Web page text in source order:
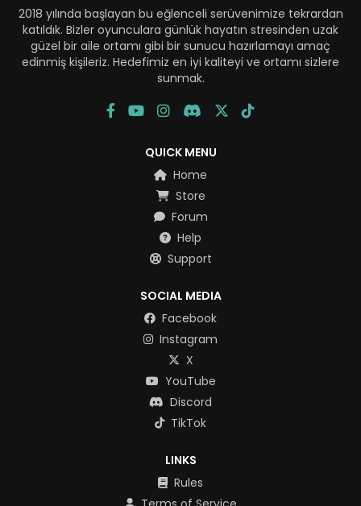
2018 yılında başlayan bu eğlenceli serüvenimize tekrardan
katıldık. Bizler oyunculara günlük hayatın stresinden uzak
güzel bir aile ortamı gibi bir sunucu hazırlamayı amaç
edinmiş kişileriz. Hedefimiz en iyi kaliteyi ve ortamı sizlere
sunmak.
QUICK MENU
Home
Store
Forum
Help
Support
SOCIAL MEDIA
Facebook
Instagram
X
YouTube
Discord
TikTok
LINKS
Rules